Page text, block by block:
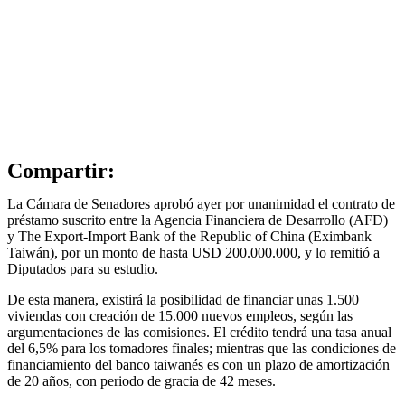
Compartir:
La Cámara de Senadores aprobó ayer por unanimidad el contrato de
préstamo suscrito entre la Agencia Financiera de Desarrollo (AFD)
y The Export-Import Bank of the Republic of China (Eximbank
Taiwán), por un monto de hasta USD 200.000.000, y lo remitió a
Diputados para su estudio.
De esta manera, existirá la posibilidad de financiar unas 1.500
viviendas con creación de 15.000 nuevos empleos, según las
argumentaciones de las comisiones. El crédito tendrá una tasa anual
del 6,5% para los tomadores finales; mientras que las condiciones de
financiamiento del banco taiwanés es con un plazo de amortización
de 20 años, con periodo de gracia de 42 meses.